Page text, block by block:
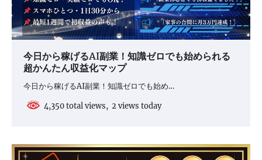
今日から稼げるAI副業！知識ゼロでも始められる
超かんたん収益化マップ
今日から稼げるAI副業！知識ゼロでも始め…
4,350 total views, 2 views today